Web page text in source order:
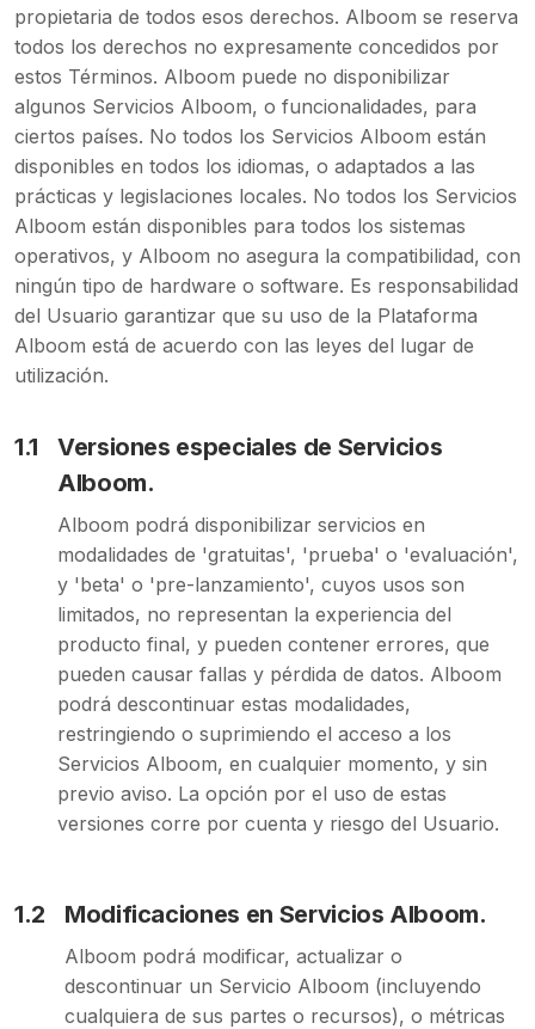
propietaria de todos esos derechos. Alboom se reserva
todos los derechos no expresamente concedidos por
estos Términos. Alboom puede no disponibilizar
algunos Servicios Alboom, o funcionalidades, para
ciertos países. No todos los Servicios Alboom están
disponibles en todos los idiomas, o adaptados a las
prácticas y legislaciones locales. No todos los Servicios
Alboom están disponibles para todos los sistemas
operativos, y Alboom no asegura la compatibilidad, con
ningún tipo de hardware o software. Es responsabilidad
del Usuario garantizar que su uso de la Plataforma
Alboom está de acuerdo con las leyes del lugar de
utilización.
1.1
Versiones especiales de Servicios
Alboom.
Alboom podrá disponibilizar servicios en
modalidades de 'gratuitas', 'prueba' o 'evaluación',
y 'beta' o 'pre-lanzamiento', cuyos usos son
limitados, no representan la experiencia del
producto final, y pueden contener errores, que
pueden causar fallas y pérdida de datos. Alboom
podrá descontinuar estas modalidades,
restringiendo o suprimiendo el acceso a los
Servicios Alboom, en cualquier momento, y sin
previo aviso. La opción por el uso de estas
versiones corre por cuenta y riesgo del Usuario.
1.2 Modificaciones en Servicios Alboom.
Alboom podrá modificar, actualizar o
descontinuar un Servicio Alboom (incluyendo
cualquiera de sus partes o recursos), o métricas